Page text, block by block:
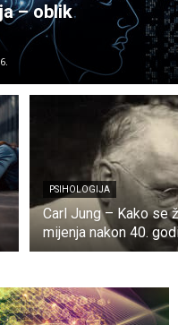
– oblik
PSIHOLOGIJA
Carl Jung – Kako se
mijenja nakon 40.